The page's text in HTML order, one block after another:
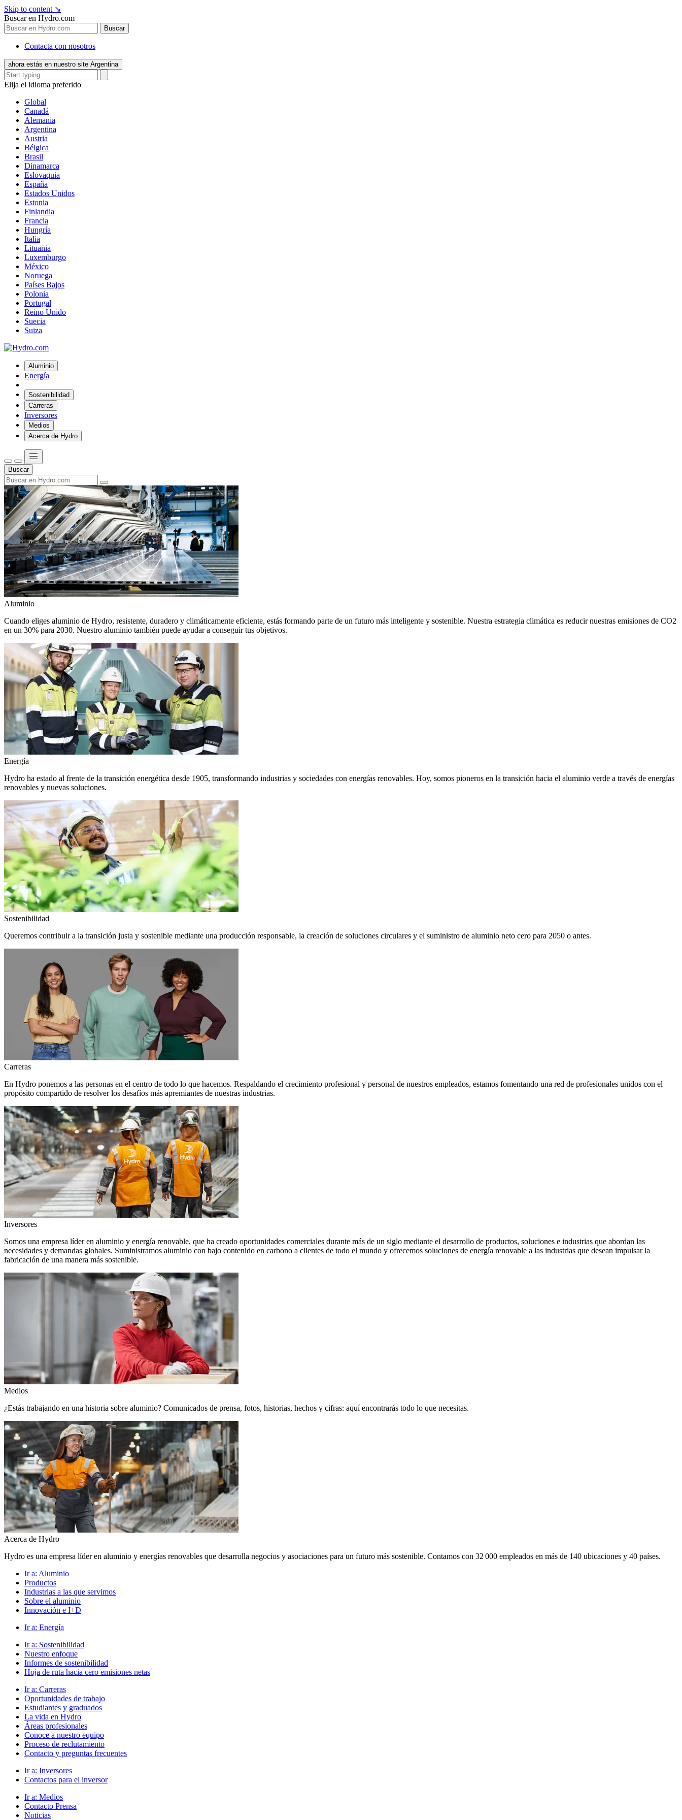
Skip to content ↘
Buscar en Hydro.com
Buscar
Contacta con nosotros
ahora estás en nuestro site Argentina
Elija el idioma preferido
Global
Canadá
Alemania
Argentina
Austria
Bélgica
Brasil
Dinamarca
Eslovaquia
España
Estados Unidos
Estonia
Finlandia
Francia
Hungría
Italia
Lituania
Luxemburgo
México
Noruega
Países Bajos
Polonia
Portugal
Reino Unido
Suecia
Suiza
Aluminio
Energía
Sostenibilidad
Carreras
Inversores
Medios
Acerca de Hydro
Buscar
Aluminio
Cuando eliges aluminio de Hydro, resistente, duradero y climáticamente eficiente, estás formando parte de un futuro más inteligente y sostenible. Nuestra estrategia climática es reducir nuestras emisiones de CO2
en un 30% para 2030. Nuestro aluminio también puede ayudar a conseguir tus objetivos.
Energía
Hydro ha estado al frente de la transición energética desde 1905, transformando industrias y sociedades con energías renovables. Hoy, somos pioneros en la transición hacia el aluminio verde a través de energías
renovables y nuevas soluciones.
Sostenibilidad
Queremos contribuir a la transición justa y sostenible mediante una producción responsable, la creación de soluciones circulares y el suministro de aluminio neto cero para 2050 o antes.
Carreras
En Hydro ponemos a las personas en el centro de todo lo que hacemos. Respaldando el crecimiento profesional y personal de nuestros empleados, estamos fomentando una red de profesionales unidos con el
propósito compartido de resolver los desafíos más apremiantes de nuestras industrias.
Inversores
Somos una empresa líder en aluminio y energía renovable, que ha creado oportunidades comerciales durante más de un siglo mediante el desarrollo de productos, soluciones e industrias que abordan las
necesidades y demandas globales. Suministramos aluminio con bajo contenido en carbono a clientes de todo el mundo y ofrecemos soluciones de energía renovable a las industrias que desean impulsar la
fabricación de una manera más sostenible.
Medios
¿Estás trabajando en una historia sobre aluminio? Comunicados de prensa, fotos, historias, hechos y cifras: aquí encontrarás todo lo que necesitas.
Acerca de Hydro
Hydro es una empresa líder en aluminio y energías renovables que desarrolla negocios y asociaciones para un futuro más sostenible. Contamos con 32 000 empleados en más de 140 ubicaciones y 40 países.
Ir a: Aluminio
Productos
Industrias a las que servimos
Sobre el aluminio
Innovación e I+D
Ir a: Energía
Ir a: Sostenibilidad
Nuestro enfoque
Informes de sostenibilidad
Hoja de ruta hacia cero emisiones netas
Ir a: Carreras
Oportunidades de trabajo
Estudiantes y graduados
La vida en Hydro
Áreas profesionales
Conoce a nuestro equipo
Proceso de reclutamiento
Contacto y preguntas frecuentes
Ir a: Inversores
Contactos para el inversor
Ir a: Medios
Contacto Prensa
Noticias